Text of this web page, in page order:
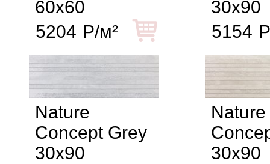
60x60
5204 Р/м²
30x90
5154
Nature
Concept Grey
30x90
Nature
30x90